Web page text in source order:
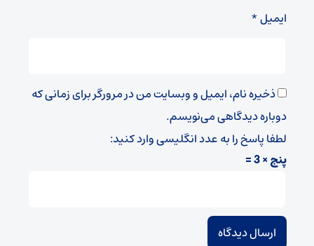
ایمیل*
ذخیره نام، ایمیل و وبسایت من در مرورگر برای زمانی که
دوباره دیدگاهی می‌نویسم.
لطفا پاسخ را به عدد انگلیسی وارد کنید:
پنج × 3 =